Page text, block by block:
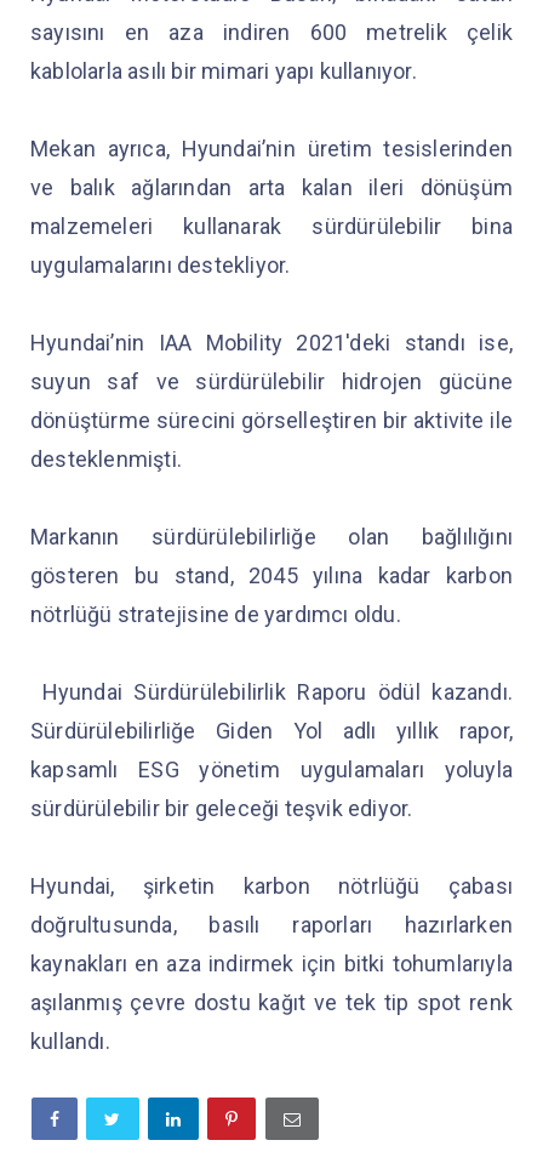
sayısını en aza indiren 600 metrelik çelik
kablolarla asılı bir mimari yapı kullanıyor.
Mekan ayrıca, Hyundai’nin üretim tesislerinden
ve balık ağlarından arta kalan ileri dönüşüm
malzemeleri kullanarak sürdürülebilir bina
uygulamalarını destekliyor.
Hyundai’nin IAA Mobility 2021'deki standı ise,
suyun saf ve sürdürülebilir hidrojen gücüne
dönüştürme sürecini görselleştiren bir aktivite ile
desteklenmişti.
Markanın sürdürülebilirliğe olan bağlılığını
gösteren bu stand, 2045 yılına kadar karbon
nötrlüğü stratejisine de yardımcı oldu.
Hyundai Sürdürülebilirlik Raporu ödül kazandı.
Sürdürülebilirliğe Giden Yol adlı yıllık rapor,
kapsamlı ESG yönetim uygulamaları yoluyla
sürdürülebilir bir geleceği teşvik ediyor.
Hyundai, şirketin karbon nötrlüğü çabası
doğrultusunda, basılı raporları hazırlarken
kaynakları en aza indirmek için bitki tohumlarıyla
aşılanmış çevre dostu kağıt ve tek tip spot renk
kullandı.